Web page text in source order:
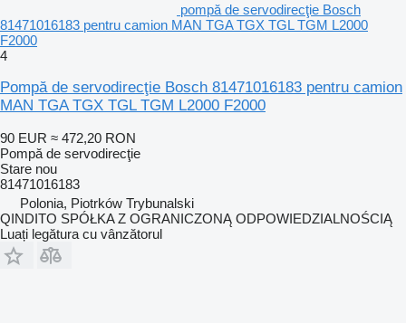
pompă de servodirecţie Bosch
81471016183 pentru camion MAN TGA TGX TGL TGM L2000
F2000
4
Pompă de servodirecţie Bosch 81471016183 pentru camion
MAN TGA TGX TGL TGM L2000 F2000
90 EUR ≈ 472,20 RON
Pompă de servodirecţie
Stare nou
81471016183
Polonia, Piotrków Trybunalski
QINDITO SPÓŁKA Z OGRANICZONĄ ODPOWIEDZIALNOŚCIĄ
Luați legătura cu vânzătorul